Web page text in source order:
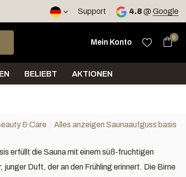
in Deutschland Versand innerhalb von 4 Tagen
Support 4.8@ Google
und unten, um das verfügbare Ergebnis
Mein Konto
0
BELIEBT AKTIONEN
& Care Alles anzeigen Saunaaufguss basis
erfüllt die Sauna mit einem süß-fruchtigen
junger Duft, der an den Frühling erinnert. Die Birne